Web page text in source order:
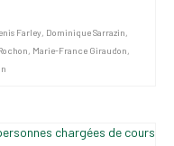
– Courriel
Farley, Dominique Sarrazin,
, Marie-France Giraudon,